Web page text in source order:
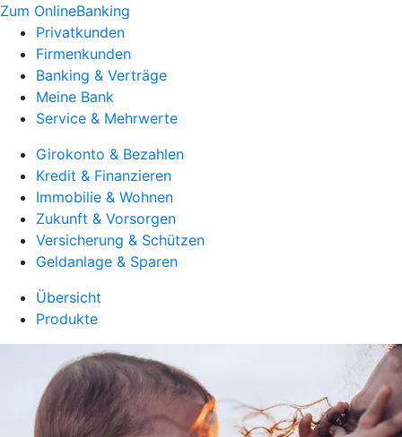
Zum OnlineBanking
Privatkunden
Firmenkunden
Banking & Verträge
Meine Bank
Service & Mehrwerte
Girokonto & Bezahlen
Kredit & Finanzieren
Immobilie & Wohnen
Zukunft & Vorsorgen
Versicherung & Schützen
Geldanlage & Sparen
Übersicht
Produkte